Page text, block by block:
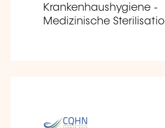
Krankenhaushygiene -
Medizinische